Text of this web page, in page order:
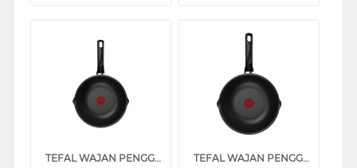
TEFAL WAJAN PENGGORENGAN DEEP FRYPAN 28 CM B8656695
TEFAL WAJAN PENGGORENGAN DEEP FRYPAN 24 CM B8656495